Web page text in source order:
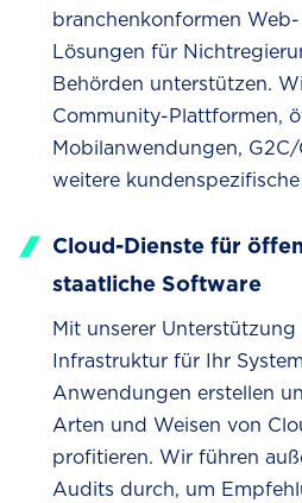
branchenkonformen
Lösungen für
Behörden unterstützen.
Community-Plattformen,
Mobilanwendungen,
weitere kundenspezifische
Cloud-Dienste für
staatliche Software
Mit unserer
Infrastruktur für Ihr
Anwendungen erstellen
Arten und Weisen von
profitieren. Wir führen
Audits durch, um